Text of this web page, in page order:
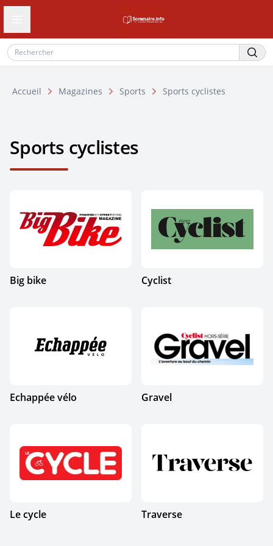
Ouvrir le tiroir de navigation
Accueil Magazines Sports Sports cyclistes
Sports cyclistes
Big bike Cyclist
Echappée vélo Gravel
Le cycle Traverse